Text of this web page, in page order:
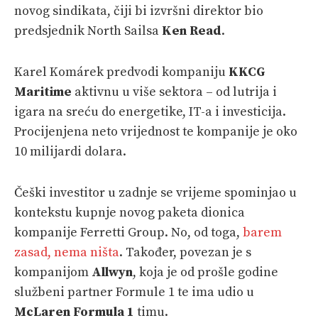
novog sindikata, čiji bi izvršni direktor bio
predsjednik North Sailsa Ken Read.
Karel Komárek predvodi kompaniju KKCG
Maritime aktivnu u više sektora – od lutrija i
igara na sreću do energetike, IT-a i investicija.
Procijenjena neto vrijednost te kompanije je oko
10 milijardi dolara.
Češki investitor u zadnje se vrijeme spominjao u
kontekstu kupnje novog paketa dionica
kompanije Ferretti Group. No, od toga, barem
zasad, nema ništa. Također, povezan je s
kompanijom Allwyn, koja je od prošle godine
službeni partner Formule 1 te ima udio u
McLaren Formula 1 timu.